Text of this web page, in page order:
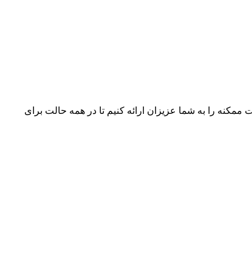
ممکنه را به شما عزیزان ارائه کنیم تا در همه حالت برای